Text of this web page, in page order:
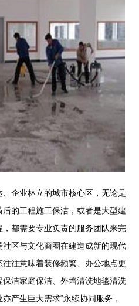
企业林立的城市核心区，无论是
的工程施工保洁，或者是大型建
都需要专业负责的服务团队来完
区与文化商圈在建造成新的现代
往意味着装修频繁、办公地点更
洁家庭保洁、外墙清洗地毯清洗
产生巨大需求“永续协同服务，